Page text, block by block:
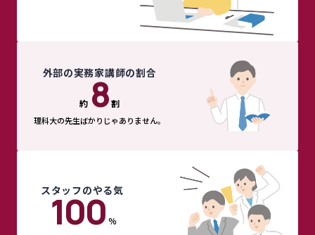
外部の実務家講師の割合
約 8割
理科大の先生ばかりじゃありません。
スタッフのやる気
100 ％